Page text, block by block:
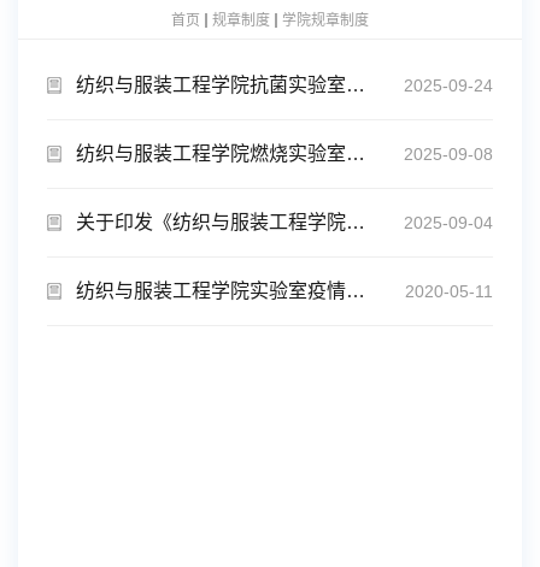
首页 规章制度 学院规章制度
纺织与服装工程学院抗菌实验室安全管理及准入制度 2025-09-24
纺织与服装工程学院燃烧实验室安全管理责任通知书 2025-09-08
关于印发《纺织与服装工程学院本科生实验室安全准入规定》的通知 2025-09-04
纺织与服装工程学院实验室疫情期间开放暂行规定 2020-05-11